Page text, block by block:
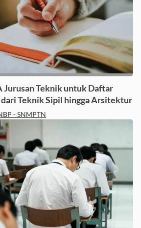
Jurusan Teknik untuk Daftar
Teknik Sipil hingga Arsitektur
- SNMPTN